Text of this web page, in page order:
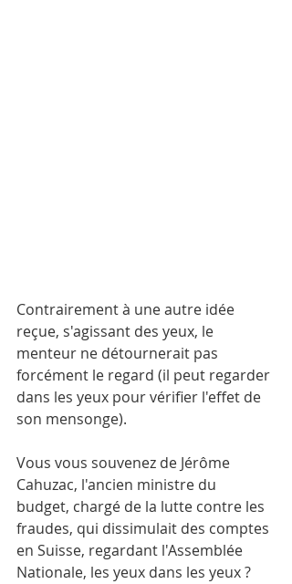
Contrairement à une autre idée
reçue, s'agissant des yeux, le
menteur ne détournerait pas
forcément le regard (il peut regarder
dans les yeux pour vérifier l'effet de
son mensonge).
Vous vous souvenez de Jérôme
Cahuzac, l'ancien ministre du
budget, chargé de la lutte contre les
fraudes, qui dissimulait des comptes
en Suisse, regardant l'Assemblée
Nationale, les yeux dans les yeux ?